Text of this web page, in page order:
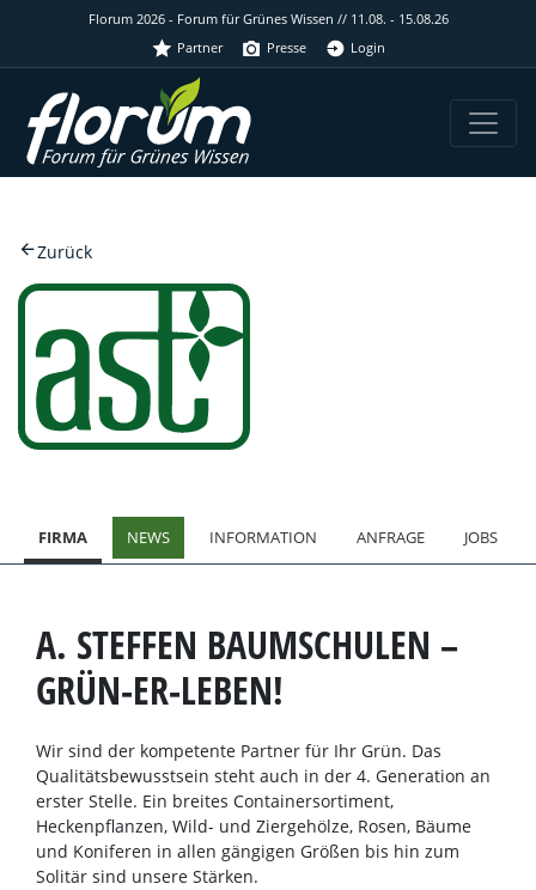
Florum 2026 - Forum für Grünes Wissen // 11.08. - 15.08.26
Partner
Presse Login
Zurück
FIRMA NEWS INFORMATION ANFRAGE JOBS
A. STEFFEN BAUMSCHULEN –
GRÜN-ER-LEBEN!
Wir sind der kompetente Partner für Ihr Grün. Das
Qualitätsbewusstsein steht auch in der 4. Generation an
erster Stelle. Ein breites Containersortiment,
Heckenpflanzen, Wild- und Ziergehölze, Rosen, Bäume
und Koniferen in allen gängigen Größen bis hin zum
Solitär sind unsere Stärken.